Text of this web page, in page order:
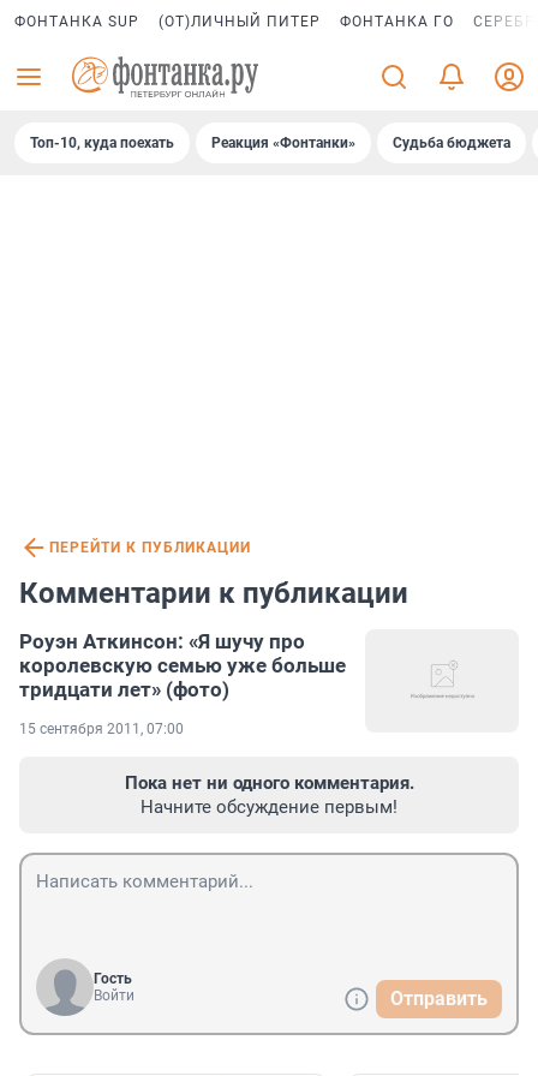
ФОНТАНКА SUP (ОТ)ЛИЧНЫЙ ПИТЕР ФОНТАНКА ГО
Топ-10, куда поехать Реакция «Фонтанки» Судьба бюджета
ПЕРЕЙТИ К ПУБЛИКАЦИИ
Комментарии к публикации
Роуэн Аткинсон: «Я шучу про
королевскую семью уже больше
тридцати лет» (фото)
15 сентября 2011, 07:00
Пока нет ни одного комментария.
Начните обсуждение первым!
Гость
Войти
Отправить